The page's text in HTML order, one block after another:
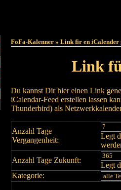
FoFa-Kalenner » Link fir en iCalender
Link
Du kannst Dir hier einen Link
iCalendar-Feed erstellen lassen
Thunderbird) als
Anzahl Tage
Vergangenheit:
Legt
Anzahl Tage Zukunft:
Legt
Kategorie: